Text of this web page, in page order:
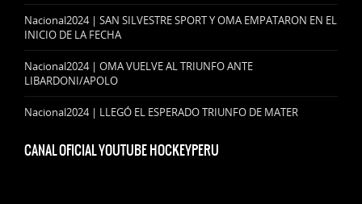
Nacional2024 | SAN SILVESTRE SPORT Y OMA EMPATARON EN EL
INICIO DE LA FECHA
Nacional2024 | OMA VUELVE AL TRIUNFO ANTE
LIBARDONI/APOLO
Nacional2024 | LLEGÓ EL ESPERADO TRIUNFO DE MATER
CANAL OFICIAL YOUTUBE HOCKEYPERU